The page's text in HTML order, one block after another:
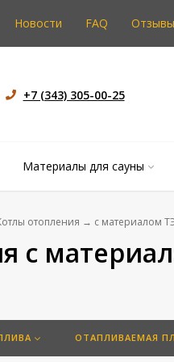
Новости FAQ Отзывы
+7 (343) 305-00-25
Материалы для сауны
отопления → с материалом
с
ОТАПЛИВАЕМАЯ